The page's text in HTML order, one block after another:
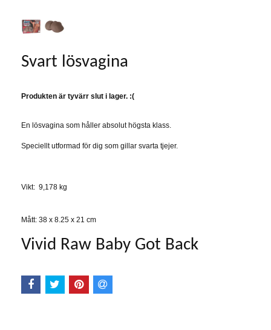
Svart lösvagina
Produkten är tyvärr slut i lager. :(
En lösvagina som håller absolut högsta klass.
Speciellt utformad för dig som gillar svarta tjejer.
Vikt: 9,178 kg
Mått: 38 x 8.25 x 21 cm
Vivid Raw Baby Got Back